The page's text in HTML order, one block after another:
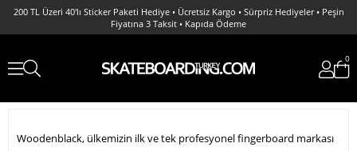
Fiyatına 3 Taksit • Kapıda Ödeme
Woodenblack, ülkemizin ilk ve tek profesyonel fingerboard markası